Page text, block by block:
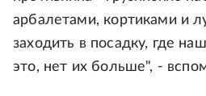
арбалетами, кортиками и
заходить в посадку, где
это, нет их больше", -